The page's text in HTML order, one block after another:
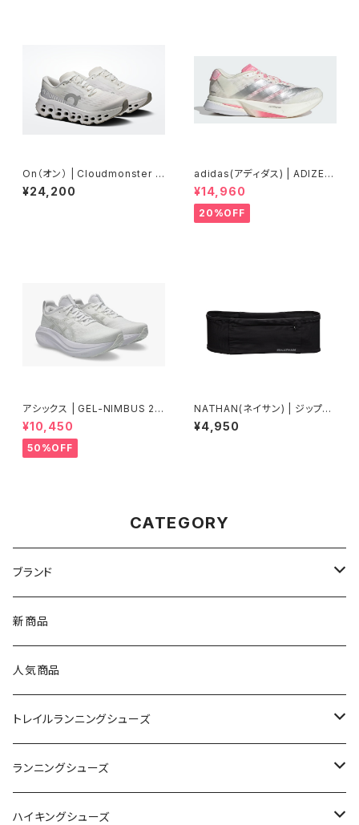
On（オン） | Cloudmonster 3
| White | Wolf | Women
¥24,200
adidas(アディダス) | ADIZER
OBOSTON13 | Core White
/ Silver Metallic / Bliss Pin
k | Women
¥14,960
20%OFF
アシックス | GEL-NIMBUS 27
| WHITE/GLACIER GREY | M
en
¥10,450
50%OFF
NATHAN(ネイサン) | ジップス
ターマックス | ブラック | Unise
x
¥4,950
CATEGORY
ブランド
asics（アシックス）
On（オン）
YONEX（ヨネックス）
adidas（アディダス）
SAYSKY（セイスカイ）
新商品
人気商品
トレイルランニングシューズ
On
VIKING
ランニングシューズ
On
ハイキングシューズ